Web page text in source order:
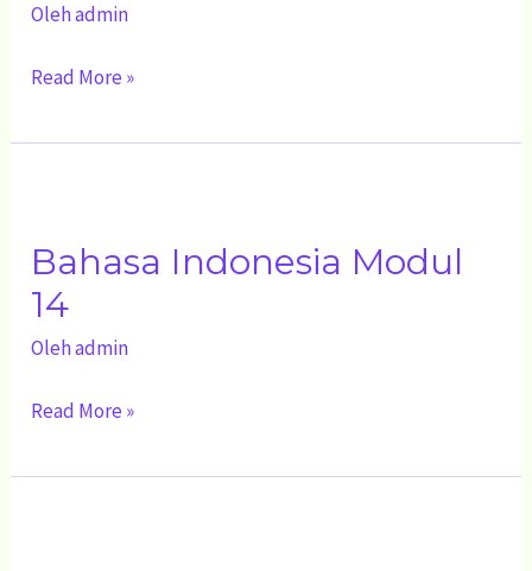
Olehadmin
Read More »
Bahasa Indonesia Modul
14
Olehadmin
Modul
14
Read More »